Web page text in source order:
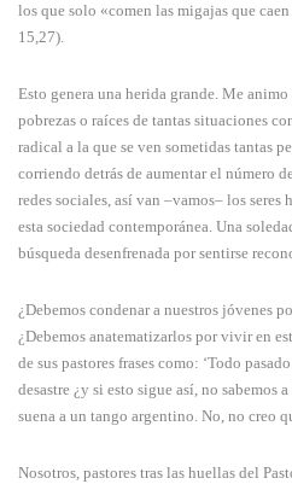
los que solo «comen las migajas que
15,27).
Esto genera una herida grande. Me
pobrezas o raíces de tantas situaciones
radical a la que se ven sometidas tantas
corriendo detrás de aumentar el número
redes sociales, así van –vamos– los seres
esta sociedad contemporánea. Una
búsqueda desenfrenada por sentirse
¿Debemos condenar a nuestros jóvenes
¿Debemos anatematizarlos por vivir en
de sus pastores frases como: ‘Todo
desastre ¿y si esto sigue así, no sabemos
suena a un tango argentino. No, no creo
Nosotros, pastores tras las huellas del